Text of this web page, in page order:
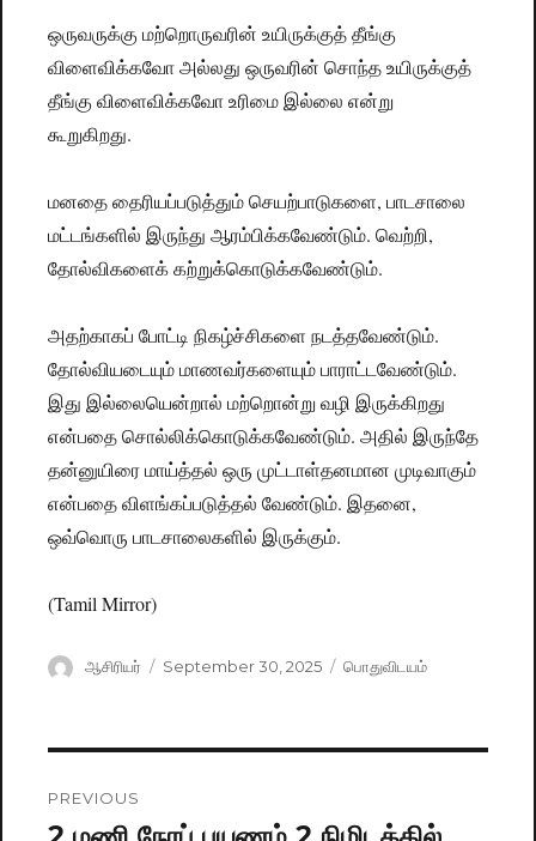
ஒருவருக்கு மற்றொருவரின் உயிருக்குத் தீங்கு
விளைவிக்கவோ அல்லது ஒருவரின் சொந்த உயிருக்குத்
தீங்கு விளைவிக்கவோ உரிமை இல்லை என்று
கூறுகிறது.
மனதை தைரியப்படுத்தும் செயற்பாடுகளை, பாடசாலை
மட்டங்களில் இருந்து ஆரம்பிக்கவேண்டும். வெற்றி,
தோல்விகளைக் கற்றுக்கொடுக்கவேண்டும்.
அதற்காகப் போட்டி நிகழ்ச்சிகளை நடத்தவேண்டும்.
தோல்வியடையும் மாணவர்களையும் பாராட்டவேண்டும்.
இது இல்லையென்றால் மற்றொன்று வழி இருக்கிறது
என்பதை சொல்லிக்கொடுக்கவேண்டும். அதில் இருந்தே
தன்னுயிரை மாய்த்தல் ஒரு முட்டாள்தனமான முடிவாகும்
என்பதை விளங்கப்படுத்தல் வேண்டும். இதனை,
ஒவ்வொரு பாடசாலைகளில் இருக்கும்.
(Tamil Mirror)
Author
ஆசிரியர்
Posted
September 30, 2025 Categories
பொதுவிடயம்
navigation
PREVIOUS
Previous